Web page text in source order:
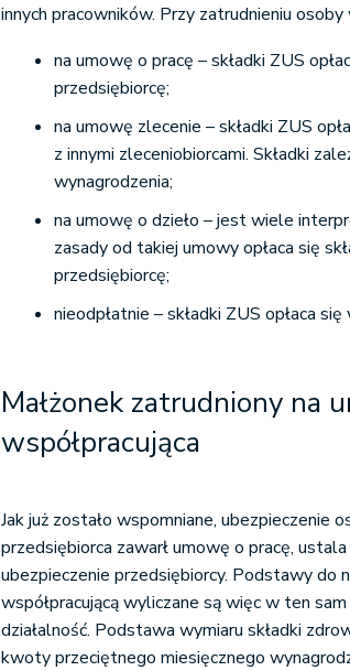
innych pracowników. Przy zatrudnieniu osoby
na umowę o pracę – składki ZUS
przedsiębiorcę;
na umowę zlecenie – składki ZUS
z innymi zleceniobiorcami. Składki
wynagrodzenia;
na umowę o dzieło – jest wiele
zasady od takiej umowy opłaca się
przedsiębiorcę;
nieodpłatnie – składki ZUS opłaca
Małżonek zatrudniony na
współpracująca
Jak już zostało wspomniane, ubezpieczenie
przedsiębiorca zawarł umowę o pracę,
ubezpieczenie przedsiębiorcy. Podstawy do
współpracującą wyliczane są więc w ten
działalność. Podstawa wymiaru składki
kwoty przeciętnego miesięcznego